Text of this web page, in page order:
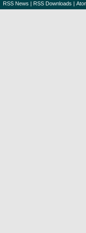
RSS News | RSS Downloads |